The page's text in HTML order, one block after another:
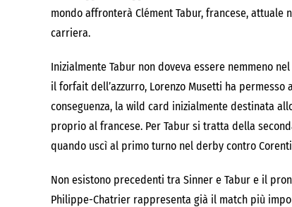
mondo affronterà Clément Tabur, francese, attuale
carriera.
Inizialmente Tabur non doveva essere nemmeno
il forfait dell’azzurro, Lorenzo Musetti ha permesso a
conseguenza, la wild card inizialmente destinata
proprio al francese. Per Tabur si tratta della
quando uscì al primo turno nel derby contro
Non esistono precedenti tra Sinner e Tabur e il
Philippe-Chatrier rappresenta già il match più